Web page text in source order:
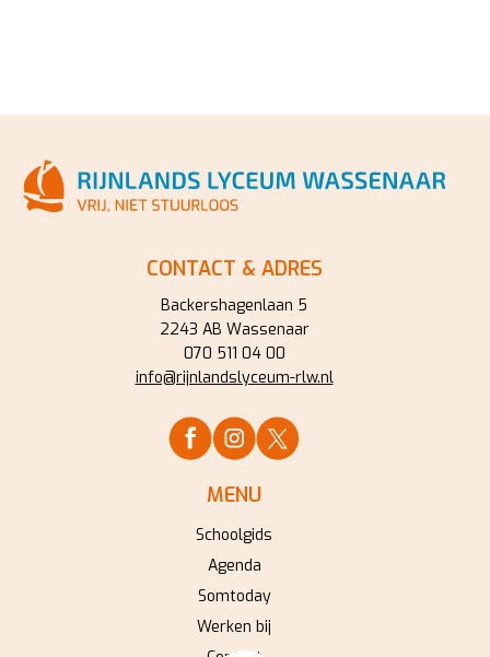
CONTACT & ADRES
Backershagenlaan 5
2243 AB Wassenaar
070 511 04 00
info@rijnlandslyceum-rlw.nl
MENU
Schoolgids
Agenda
Somtoday
Werken bij